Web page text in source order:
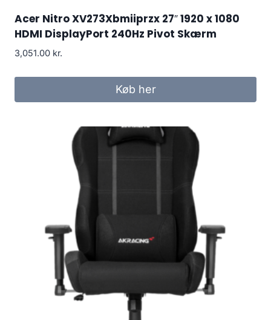
Acer Nitro XV273Xbmiiprzx 27″ 1920 x 1080
HDMI DisplayPort 240Hz Pivot Skærm
3,051.00 kr.
Køb her